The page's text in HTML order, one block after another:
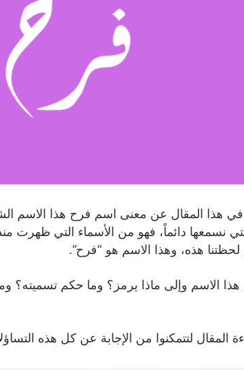
هذا المقال عن معنى اسم فرح هذا الاسم
نسمعها دائماً، فهو من الأسماء التي ظهرت
هذه، وهذا الاسم هو “فرح”.
الاسم وإلى ماذا يرمز؟ وما حكم تسميته؟
المقال لتتمكنوا من الإجابة عن كل هذه